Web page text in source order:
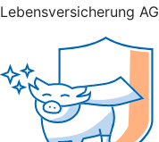
Lebensversicherung